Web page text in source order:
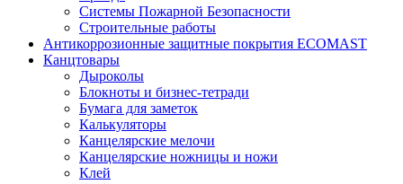
Системы Пожарной Безопасности
Строительные работы
Антикоррозионные защитные покрытия ECOMAST
Канцтовары
Дыроколы
Блокноты и бизнес-тетради
Бумага для заметок
Калькуляторы
Канцелярские мелочи
Канцелярские ножницы и ножи
Клей